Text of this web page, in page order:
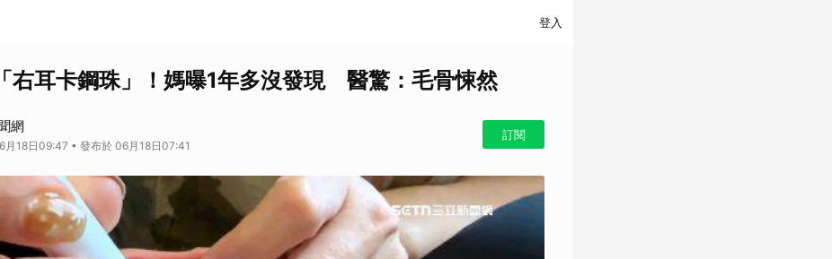
登入
右耳卡鋼珠」！媽曝1年多沒發現 醫驚：毛骨悚然
網
月18日09:47 • 發布於 06月18日07:41
訂閱